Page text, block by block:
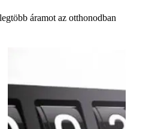
áramot az otthonodban